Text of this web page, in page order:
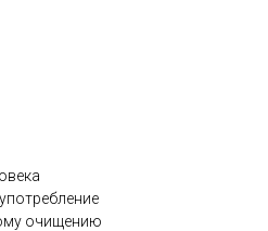
очищению